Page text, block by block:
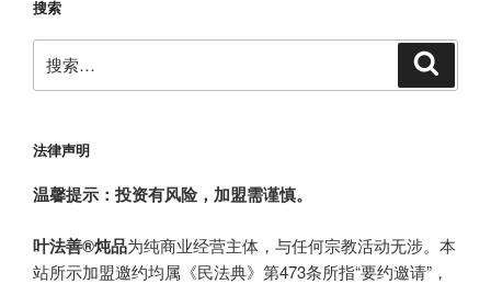
搜索
索：
法律声明
温馨提示：投资有风险，加盟需谨慎。
叶法善®炖品为纯商业经营主体，与任何宗教活动无涉。本
站所示加盟邀约均属《民法典》第473条所指“要约邀请”，